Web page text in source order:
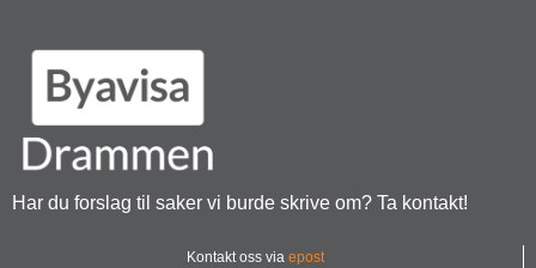
Har du forslag til saker vi burde skrive om? Ta kontakt!
Kontakt oss via epost